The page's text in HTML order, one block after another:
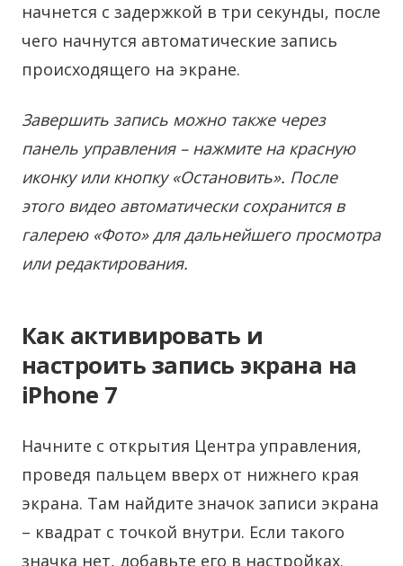
начнется с задержкой в три секунды, после
чего начнутся автоматические запись
происходящего на экране.
Завершить запись можно также через
панель управления – нажмите на красную
иконку или кнопку «Остановить». После
этого видео автоматически сохранится в
галерею «Фото» для дальнейшего просмотра
или редактирования.
Как активировать и
настроить запись экрана на
iPhone 7
Начните с открытия Центра управления,
проведя пальцем вверх от нижнего края
экрана. Там найдите значок записи экрана
– квадрат с точкой внутри. Если такого
значка нет, добавьте его в настройках.